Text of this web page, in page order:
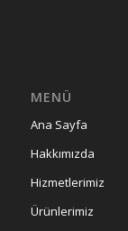
MENÜ
Ana Sayfa
Hakkımızda
Hizmetlerimiz
Ürünlerimiz